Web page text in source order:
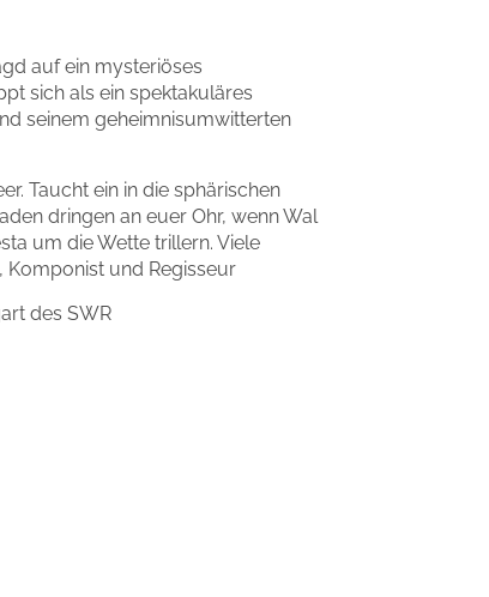
auf ein mysteriöses
sich als ein spektakuläres
seinem geheimnisumwitterten
Taucht ein in die sphärischen
dringen an euer Ohr, wenn Wal
um die Wette trillern. Viele
Komponist und Regisseur
des SWR